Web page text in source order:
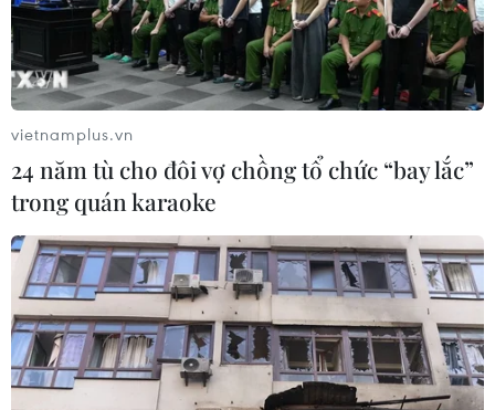
Tỉnh Lâm Đồng yêu cầu bà Vũ Thị Phước phải trồng lại
rừng hoặc thanh toán chi phí trồng lại rừng cho đến khi
thành rừng theo suất đầu tư được áp dụng ở địa
phương tại thời điểm vi phạm.
vietnamplus.vn
24 năm tù cho đôi vợ chồng tổ chức “bay lắc”
trong quán karaoke